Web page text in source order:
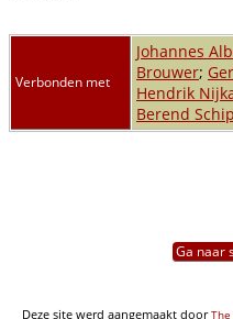
Verbonden met
Johannes
Brouwer;
Hendrik
Berend
Ga naar
Deze site werd aangemaakt door